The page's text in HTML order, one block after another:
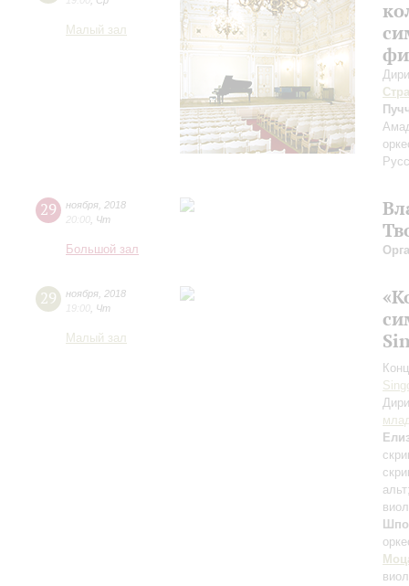
Малый зал
29 ноября 2018
20:00 Чт
Большой зал
29 ноября 2018
19:00 Чт
Малый зал